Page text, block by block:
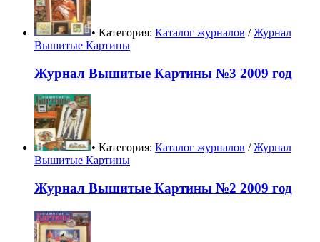
• Категория: Каталог журналов /Журнал
Вышитые Картины
Журнал Вышитые Картины №3 2009 год
• Категория: Каталог журналов /Журнал
Вышитые Картины
Журнал Вышитые Картины №2 2009 год